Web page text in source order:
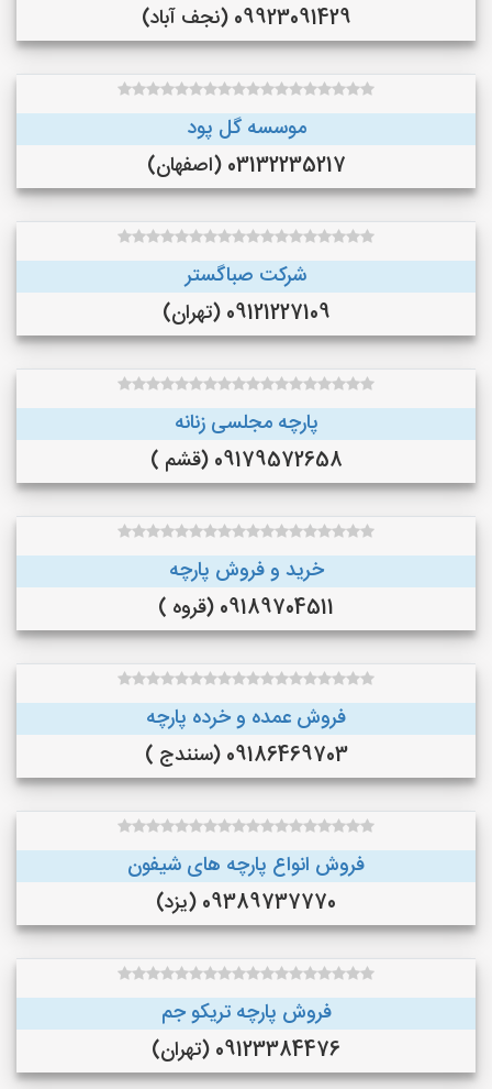
09923091429 (نجف‌ آباد)
موسسه گل پود
03132235217 (اصفهان)
شرکت صباگستر
09121227109 (تهران)
پارچه مجلسی زنانه
09179572658 (قشم )
خرید و فروش پارچه
09189704511 (قروه )
فروش عمده و خرده پارچه
09186469703 (سنندج )
فروش انواع پارچه های شیفون
09389737770 (یزد)
فروش پارچه تریکو جم
09123384476 (تهران)